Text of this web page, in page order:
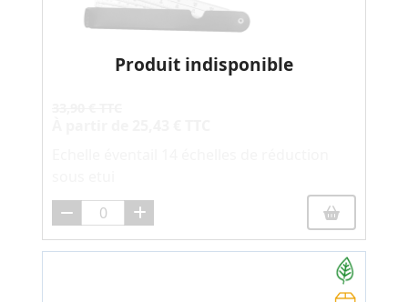
Produit indisponible